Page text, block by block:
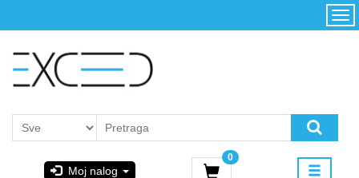
Moj nalog
0
Početna
korišćenja i